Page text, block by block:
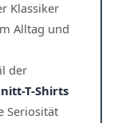
Klassiker
Alltag und
der
T-Shirts
Seriosität